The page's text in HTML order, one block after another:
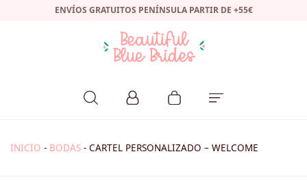
ENVÍOS GRATUITOS PENÍNSULA PARTIR DE +55€
INICIO - BODAS - CARTEL PERSONALIZADO – WELCOME